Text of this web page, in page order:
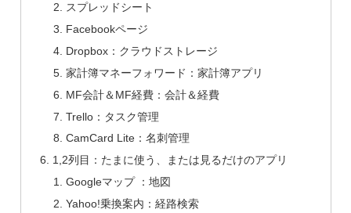
スプレッドシート
Facebookページ
Dropbox：クラウドストレージ
家計簿マネーフォワード：家計簿アプリ
MF会計＆MF経費：会計＆経費
Trello：タスク管理
CamCard Lite：名刺管理
1,2列目：たまに使う、または見るだけのアプリ
Googleマップ ：地図
Yahoo!乗換案内：経路検索